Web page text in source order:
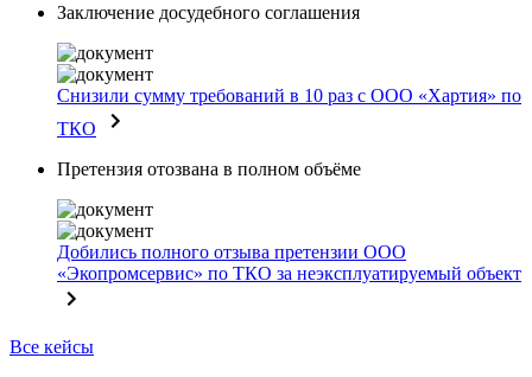
Заключение досудебного соглашения
Снизили сумму требований в 10 раз с ООО «Хартия» по
ТКО
Претензия отозвана в полном объёме
Добились полного отзыва претензии ООО
«Экопромсервис» по ТКО за неэксплуатируемый объект
Все кейсы